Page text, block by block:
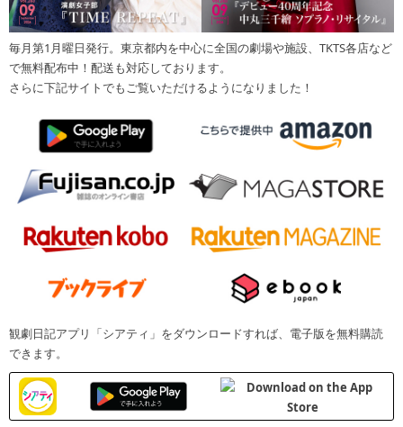
毎月第1月曜日発行。東京都内を中心に全国の劇場や施設、TKTS各店など
で無料配布中！配送も対応しております。
さらに下記サイトでもご覧いただけるようになりました！
観劇日記アプリ「シアティ」をダウンロードすれば、電子版を無料購読
できます。